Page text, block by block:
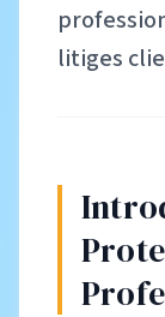
litiges